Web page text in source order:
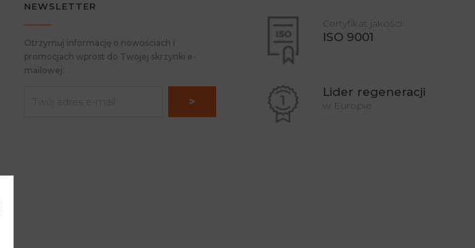
NEWSLETTER
Otrzymuj informację o nowościach i
promocjach wprost do Twojej skrzynki e-
mailowej:
Certyfikat jakości
ISO 9001
Lider regeneracji
w Europie